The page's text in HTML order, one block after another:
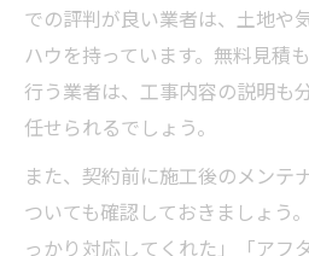
での評判が良い業者は、土地や
ハウを持っています。無料見積
行う業者は、工事内容の説明も
任せられるでしょう。
また、契約前に施工後のメンテ
ついても確認しておきましょう
っかり対応してくれた」「アフ